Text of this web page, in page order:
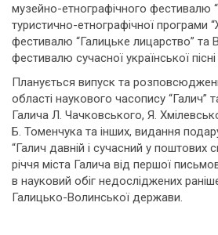
музейно-етнографічного фестивалю
туристично-етнографічної програми
фестивалю “Галицьке лицарство” та
фестивалю сучасної української пісні
Планується випуск та
області наукового часопису “Галич”
Галича Л. Чачковського, Я.
Б. Томенчука та інших, видання
“Галич давній і сучасний у поштових
річчя міста Галича від першої
в науковий обіг недосліджених
Галицько-Волинської держави.